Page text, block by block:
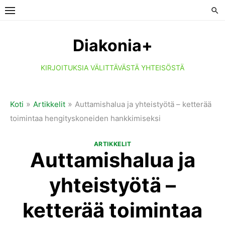
Skip
Diakonia+
KIRJOITUKSIA VÄLITTÄVÄSTÄ YHTEISÖSTÄ
Koti » Artikkelit » Auttamishalua ja yhteistyötä – ketterää
toimintaa hengityskoneiden hankkimiseksi
ARTIKKELIT
Auttamishalua ja
yhteistyötä –
ketterää toimintaa